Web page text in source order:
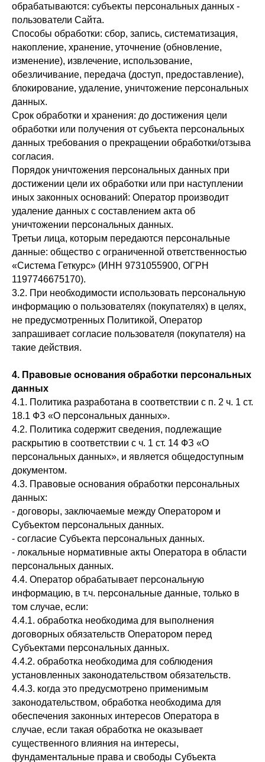
обрабатываются: субъекты персональных данных -
пользователи Сайта.
Способы обработки: сбор, запись, систематизация,
накопление, хранение, уточнение (обновление,
изменение), извлечение, использование,
обезличивание, передача (доступ, предоставление),
блокирование, удаление, уничтожение персональных
данных.
Срок обработки и хранения: до достижения цели
обработки или получения от субъекта персональных
данных требования о прекращении обработки/отзыва
согласия.
Порядок уничтожения персональных данных при
достижении цели их обработки или при наступлении
иных законных оснований: Оператор производит
удаление данных с составлением акта об
уничтожении персональных данных.
Третьи лица, которым передаются персональные
данные: общество с ограниченной ответственностью
«Система Геткурс» (ИНН 9731055900, ОГРН
1197746675170).
3.2. При необходимости использовать персональную
информацию о пользователях (покупателях) в целях,
не предусмотренных Политикой, Оператор
запрашивает согласие пользователя (покупателя) на
такие действия.
4. Правовые основания обработки персональных
данных
4.1. Политика разработана в соответствии с п. 2 ч. 1 ст.
18.1 ФЗ «О персональных данных».
4.2. Политика содержит сведения, подлежащие
раскрытию в соответствии с ч. 1 ст. 14 ФЗ «О
персональных данных», и является общедоступным
документом.
4.3. Правовые основания обработки персональных
данных:
- договоры, заключаемые между Оператором и
Субъектом персональных данных.
- согласие Субъекта персональных данных.
- локальные нормативные акты Оператора в области
персональных данных.
4.4. Оператор обрабатывает персональную
информацию, в т.ч. персональные данные, только в
том случае, если:
4.4.1. обработка необходима для выполнения
договорных обязательств Оператором перед
Субъектами персональных данных.
4.4.2. обработка необходима для соблюдения
установленных законодательством обязательств.
4.4.3. когда это предусмотрено применимым
законодательством, обработка необходима для
обеспечения законных интересов Оператора в
случае, если такая обработка не оказывает
существенного влияния на интересы,
фундаментальные права и свободы Субъекта